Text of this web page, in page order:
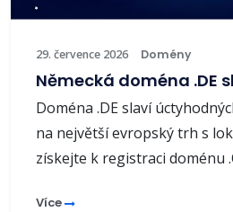
29. července 2026 Domény
Německá doména .DE
Doména .DE slaví
na největší evropský trh s
získejte k registraci doménu
Více